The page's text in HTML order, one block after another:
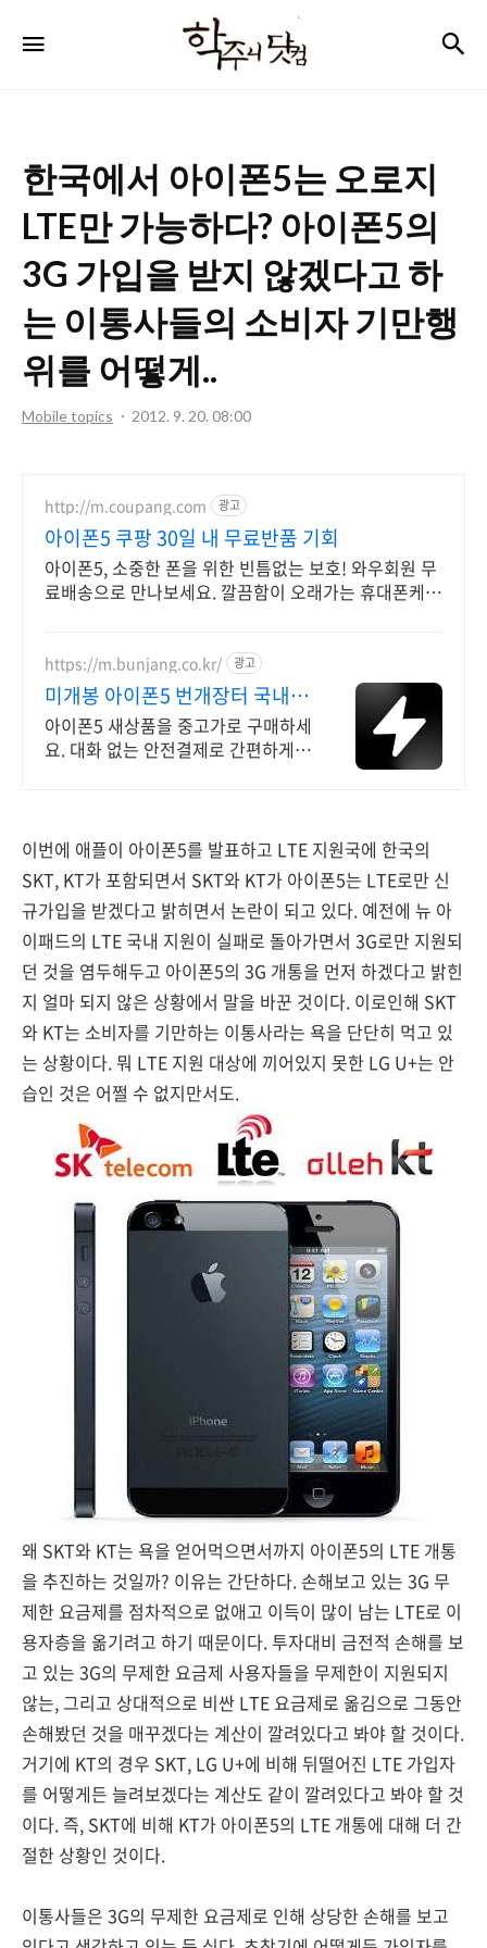
주
컴
한국에서 아이폰5는 오로지
LTE만 가능하다? 아이폰5의
3G 가입을 받지 않겠다고 하
는 이통사들의 소비자 기만행
위를 어떻게..
Mobile topics 2012. 9. 20. 08:00
http://m.coupang.com 광고
아이폰5 쿠팡 30일 내 무료반품 기회
아이폰5, 소중한 폰을 위한 빈틈없는 보호! 와우회원 무
료배송으로 만나보세요. 깔끔함이 오래가는 휴대폰케이
https://m.bunjang.co.kr/ 광고
미개봉 아이폰5 번개장터 국내
최대 브랜드 중고거래
아이폰5 새상품을 중고가로 구매하세
요. 대화 없는 안전결제로 간편하게!
이번에 애플이 아이폰5를 발표하고 LTE 지원국에 한국의
SKT, KT가 포함되면서 SKT와 KT가 아이폰5는 LTE로만 신
규가입을 받겠다고 밝히면서 논란이 되고 있다. 예전에 뉴 아
이패드의 LTE 국내 지원이 실패로 돌아가면서 3G로만 지원되
던 것을 염두해두고 아이폰5의 3G 개통을 먼저 하겠다고 밝힌
지 얼마 되지 않은 상황에서 말을 바꾼 것이다. 이로인해 SKT
와 KT는 소비자를 기만하는 이통사라는 욕을 단단히 먹고 있
는 상황이다. 뭐 LTE 지원 대상에 끼어있지 못한 LG U+는 안
습인 것은 어쩔 수 없지만서도.
왜 SKT와 KT는 욕을 얻어먹으면서까지 아이폰5의 LTE 개통
을 추진하는 것일까? 이유는 간단하다. 손해보고 있는 3G 무
제한 요금제를 점차적으로 없애고 이득이 많이 남는 LTE로 이
용자층을 옮기려고 하기 때문이다. 투자대비 금전적 손해를 보
고 있는 3G의 무제한 요금제 사용자들을 무제한이 지원되지
않는, 그리고 상대적으로 비싼 LTE 요금제로 옮김으로 그동안
손해봤던 것을 매꾸겠다는 계산이 깔려있다고 봐야 할 것이다.
거기에 KT의 경우 SKT, LG U+에 비해 뒤떨어진 LTE 가입자
를 어떻게든 늘려보겠다는 계산도 같이 깔려있다고 봐야 할 것
이다. 즉, SKT에 비해 KT가 아이폰5의 LTE 개통에 대해 더 간
절한 상황인 것이다.
이통사들은 3G의 무제한 요금제로 인해 상당한 손해를 보고